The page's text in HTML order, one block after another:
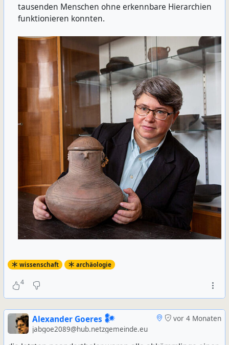
tausenden Menschen ohne erkennbare Hierarchien
funktionieren konnten.
wissenschaft archäologie
4
vor 4 Monaten
Alexander Goeres 𒀯
jabgoe2089@hub.netzgemeinde.eu